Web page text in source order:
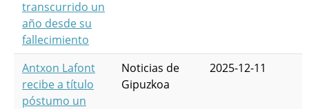
transcurrido un
año desde su
fallecimiento
Antxon Lafont
recibe a título
póstumo un
Noticias de
Gipuzkoa
2025-12-11